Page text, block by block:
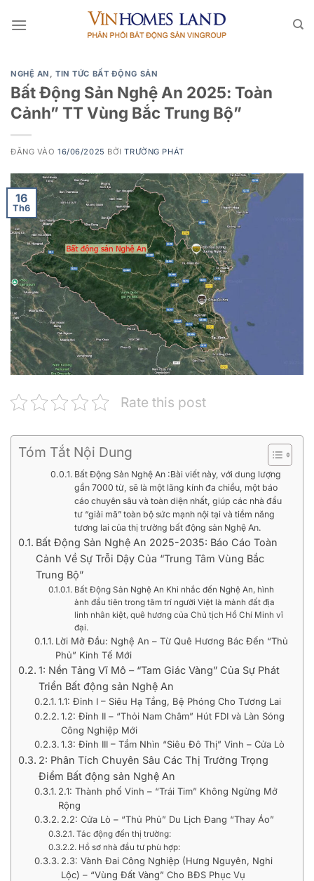
qua
NGHỆ AN ,TIN TỨC BẤT ĐỘNG SẢN
Bất Động Sản Nghệ An 2025: Toàn
Cảnh” TT Vùng Bắc Trung Bộ”
ĐĂNG VÀO16/06/2025 BỞITRƯỜNG PHÁT
16
Th6
Rate this post
Tóm Tắt Nội Dung
Bất Động Sản Nghệ An :Bài viết này, với dung lượng
gần 7000 từ, sẽ là một lăng kính đa chiều, một báo
cáo chuyên sâu và toàn diện nhất, giúp các nhà đầu
tư “giải mã” toàn bộ sức mạnh nội tại và tiềm năng
tương lai của thị trường bất động sản Nghệ An.
Bất Động Sản Nghệ An 2025-2035: Báo Cáo Toàn
Cảnh Về Sự Trỗi Dậy Của “Trung Tâm Vùng Bắc
Trung Bộ”
Bất Động Sản Nghệ An Khi nhắc đến Nghệ An, hình
ảnh đầu tiên trong tâm trí người Việt là mảnh đất địa
linh nhân kiệt, quê hương của Chủ tịch Hồ Chí Minh vĩ
đại.
Lời Mở Đầu: Nghệ An – Từ Quê Hương Bác Đến “Thủ
Phủ” Kinh Tế Mới
1: Nền Tảng Vĩ Mô – “Tam Giác Vàng” Của Sự Phát
Triển Bất động sản Nghệ An
1.1: Đỉnh I – Siêu Hạ Tầng, Bệ Phóng Cho Tương Lai
1.2: Đỉnh II – “Thỏi Nam Châm” Hút FDI và Làn Sóng
Công Nghiệp Mới
1.3: Đỉnh III – Tầm Nhìn “Siêu Đô Thị” Vinh – Cửa Lò
2: Phân Tích Chuyên Sâu Các Thị Trường Trọng
Điểm Bất động sản Nghệ An
2.1: Thành phố Vinh – “Trái Tim” Không Ngừng Mở
Rộng
2.2: Cửa Lò – “Thủ Phủ” Du Lịch Đang “Thay Áo”
Tác động đến thị trường:
Hồ sơ nhà đầu tư phù hợp:
2.3: Vành Đai Công Nghiệp (Hưng Nguyên, Nghi
Lộc) – “Vùng Đất Vàng” Cho BĐS Phục Vụ